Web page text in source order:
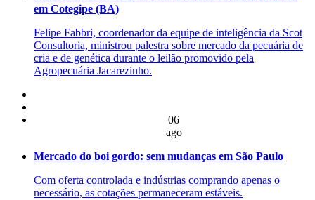
em Cotegipe (BA)
Felipe Fabbri, coordenador da equipe de inteligência da Scot
Consultoria, ministrou palestra sobre mercado da pecuária de
cria e de genética durante o leilão promovido pela
Agropecuária Jacarezinho.
06
ago
Mercado do boi gordo: sem mudanças em São Paulo
Com oferta controlada e indústrias comprando apenas o
necessário, as cotações permaneceram estáveis.